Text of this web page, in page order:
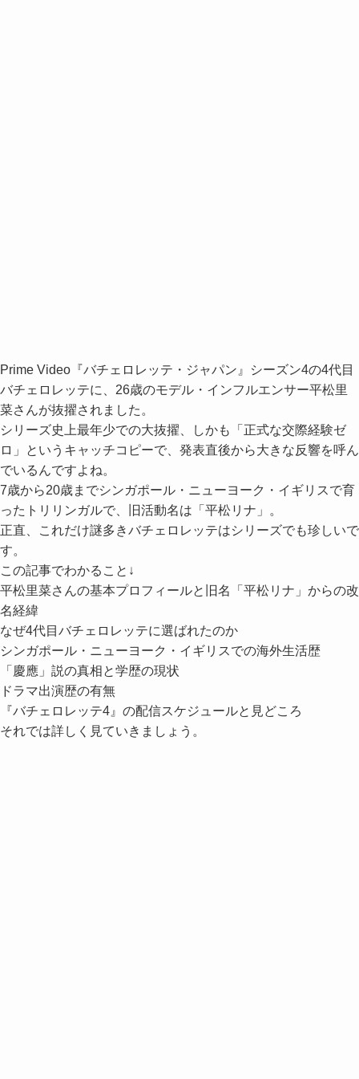
Prime Video『バチェロレッテ・ジャパン』シーズン4の4代目
バチェロレッテに、26歳のモデル・インフルエンサー平松里
菜さんが抜擢されました。
シリーズ史上最年少での大抜擢、しかも「正式な交際経験ゼ
ロ」というキャッチコピーで、発表直後から大きな反響を呼ん
でいるんですよね。
7歳から20歳までシンガポール・ニューヨーク・イギリスで育
ったトリリンガルで、旧活動名は「平松リナ」。
正直、これだけ謎多きバチェロレッテはシリーズでも珍しいで
す。
この記事でわかること↓
平松里菜さんの基本プロフィールと旧名「平松リナ」からの改
名経緯
なぜ4代目バチェロレッテに選ばれたのか
シンガポール・ニューヨーク・イギリスでの海外生活歴
「慶應」説の真相と学歴の現状
ドラマ出演歴の有無
『バチェロレッテ4』の配信スケジュールと見どころ
それでは詳しく見ていきましょう。